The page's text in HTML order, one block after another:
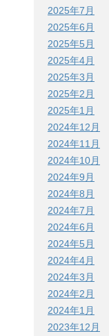
2025年7月
2025年6月
2025年5月
2025年4月
2025年3月
2025年2月
2025年1月
2024年12月
2024年11月
2024年10月
2024年9月
2024年8月
2024年7月
2024年6月
2024年5月
2024年4月
2024年3月
2024年2月
2024年1月
2023年12月